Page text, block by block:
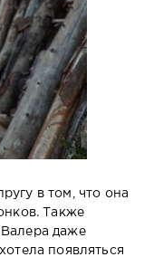
в том, что она
Также
даже
появляться